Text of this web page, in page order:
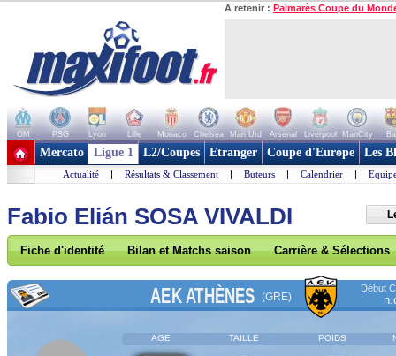
A retenir : Palmarès Coupe du
OM PSG Lyon Lille Monaco Chelsea Man Utd Arsenal Liverpool ManCity
+ de clubs
Mercato Ligue 1 L2/Coupes Etranger Coupe d'Europe Les
Actualité | Résultats & Classement | Buteurs | Calendrier |
Fabio Elián SOSA VIVALDI
Fiche d'identité Bilan et Matchs saison Carrière & Sélections
AEK ATHÈNES (GRE)
Début
AGE TAILLE POIDS